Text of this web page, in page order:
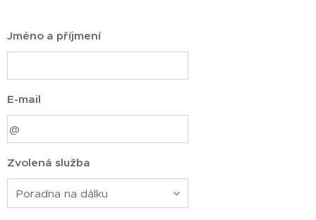
Jméno a příjmení
E-mail
Zvolená služba